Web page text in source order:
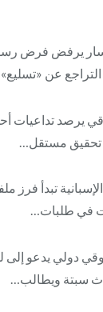
يرفض فرض
عن
يرصد تداعيات
تحقيق مستقل…
تبدأ فرز
في طلبات…
دولي يدعو إلى
سبتة ويطالب…